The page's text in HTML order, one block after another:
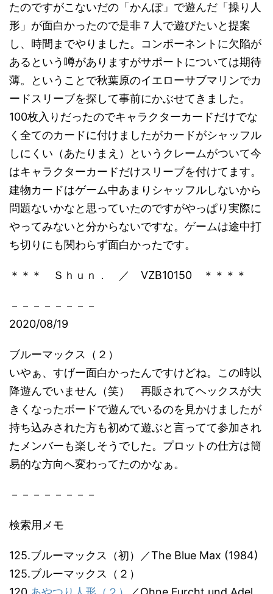
たのですがこないだの「かんぽ」で遊んだ「操り人
形」が面白かったので是非７人で遊びたいと提案
し、時間までやりました。コンポーネントに欠陥が
あるという噂がありますがサポートについては期待
薄。ということで秋葉原のイエローサブマリンでカ
ードスリーブを探して事前にかぶせてきました。
100枚入りだったのでキャラクターカードだけでな
く全てのカードに付けましたがカードがシャッフル
しにくい（あたりまえ）というクレームがついて今
はキャラクターカードだけスリーブを付けてます。
建物カードはゲーム中あまりシャッフルしないから
問題ないかなと思っていたのですがやっぱり実際に
やってみないと分からないですな。ゲームは途中打
ち切りにも関わらず面白かったです。
＊＊＊ Ｓｈｕｎ． ／ VZB10150 ＊＊＊＊
－－－－－－－－
2020/08/19
ブルーマックス（２）
いやぁ、すげー面白かったんですけどね。この時以
降遊んでいません（笑） 再販されてヘックスが大
きくなったボードで遊んでいるのを見かけましたが
持ち込みされた方も初めて遊ぶと言ってて参加され
たメンバーも楽しそうでした。プロットの仕方は簡
易的な方向へ変わってたのかなぁ。
－－－－－－－－
検索用メモ
125.ブルーマックス（初）／The Blue Max (1984)
125.ブルーマックス（２）